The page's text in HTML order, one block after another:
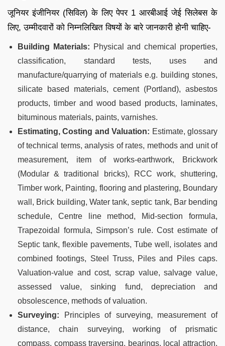
जूनियर इंजीनियर (सिविल) के लिए पेपर 1 आरबीआई जेई सिलेबस के
लिए, उम्मीदवारों को निम्नलिखित विषयों के बारे जानकारी होनी चाहिए-
Building Materials: Physical and chemical properties,
classification, standard tests, uses and
manufacture/quarrying of materials e.g. building stones,
silicate based materials, cement (Portland), asbestos
products, timber and wood based products, laminates,
bituminous materials, paints, varnishes.
Estimating, Costing and Valuation: Estimate, glossary
of technical terms, analysis of rates, methods and unit of
measurement, item of works-earthwork, Brickwork
(Modular & traditional bricks), RCC work, shuttering,
Timber work, Painting, flooring and plastering, Boundary
wall, Brick building, Water tank, septic tank, Bar bending
schedule, Centre line method, Mid-section formula,
Trapezoidal formula, Simpson’s rule. Cost estimate of
Septic tank, flexible pavements, Tube well, isolates and
combined footings, Steel Truss, Piles and Piles caps.
Valuation-value and cost, scrap value, salvage value,
assessed value, sinking fund, depreciation and
obsolescence, methods of valuation.
Surveying: Principles of surveying, measurement of
distance, chain surveying, working of prismatic
compass, compass traversing, bearings, local attraction,